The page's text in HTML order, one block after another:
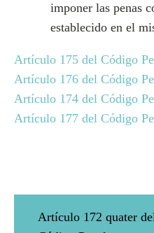
imponer las penas
establecido en el
Artículo 175 del Código
Artículo 176 del Código
Artículo 174 del Código
Artículo 177 del Código
Artículo 172 quater